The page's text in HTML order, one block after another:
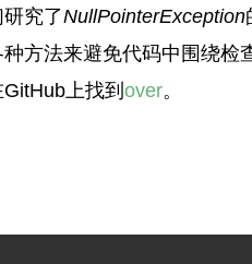
究了NullPointerException
方法来避免代码中围绕检
上找到 over。